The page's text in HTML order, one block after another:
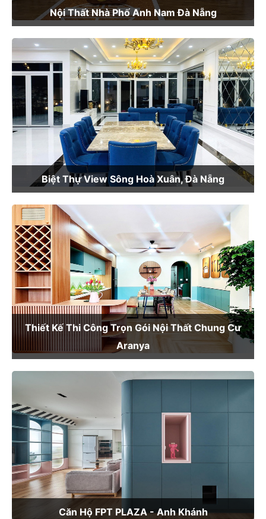
Nội Thất Nhà Phố Anh Nam Đà Nẵng
Biệt Thự View Sông Hoà Xuân, Đà Nẵng
Thiết Kế Thi Công Trọn Gói Nội Thất Chung Cư
Aranya
Căn Hộ FPT PLAZA - Anh Khánh